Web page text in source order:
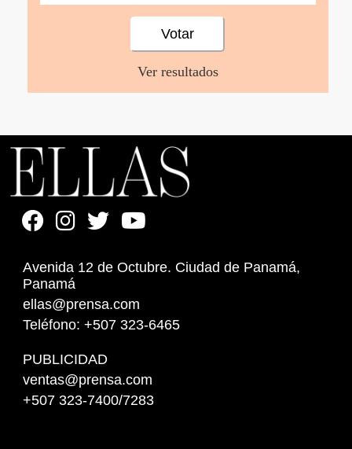
Ver resultados
Avenida 12 de Octubre. Ciudad de Panamá,
Panamá
ellas@prensa.com
Teléfono: +507 323-6465
PUBLICIDAD
ventas@prensa.com
+507 323-7400/7283